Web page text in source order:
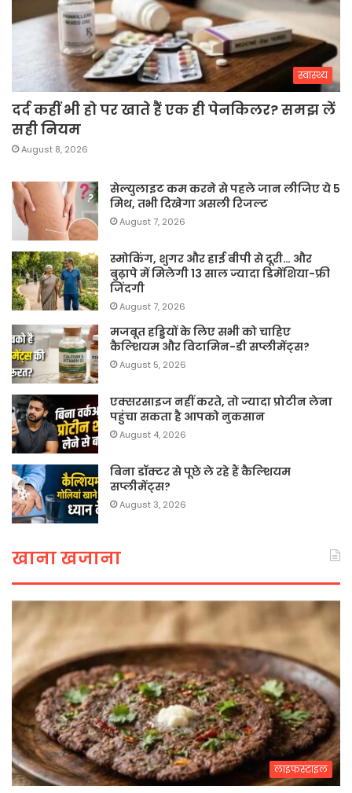
स्वास्थ्य
दर्द कहीं भी हो पर खाते हैं एक ही पेनकिलर? समझ लें
सही नियम
August 8, 2026
सेल्युलाइट कम करने से पहले जान लीजिए ये 5
मिथ, तभी दिखेगा असली रिजल्ट
August 7, 2026
स्मोकिंग, शुगर और हाई बीपी से दूरी… और
बुढ़ापे में मिलेगी 13 साल ज्यादा डिमेंशिया-फ्री
जिंदगी
August 7, 2026
मजबूत हड्डियों के लिए सभी को चाहिए
कैल्शियम और विटामिन-डी सप्लीमेंट्स?
August 5, 2026
एक्सरसाइज नहीं करते, तो ज्यादा प्रोटीन लेना
पहुंचा सकता है आपको नुकसान
August 4, 2026
बिना डॉक्टर से पूछे ले रहे हैं कैल्शियम
सप्लीमेंट्स?
August 3, 2026
खाना खजाना
लाइफस्टाइल